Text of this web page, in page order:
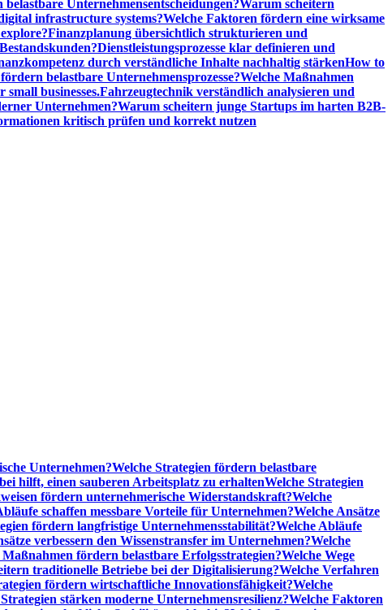
belastbare Unternehmensentscheidungen?Warum scheitern
infrastructure systems?Welche Faktoren fördern eine wirksame
Finanzplanung übersichtlich strukturieren und
Dienstleistungsprozesse klar definieren und
durch verständliche Inhalte nachhaltig stärkenHow to
belastbare Unternehmensprozesse?Welche Maßnahmen
small businesses.Fahrzeugtechnik verständlich analysieren und
Unternehmen?Warum scheitern junge Startups im harten B2B-
kritisch prüfen und korrekt nutzen
Unternehmen?Welche Strategien fördern belastbare
hilft, einen sauberen Arbeitsplatz zu erhaltenWelche Strategien
fördern unternehmerische Widerstandskraft?Welche
schaffen messbare Vorteile für Unternehmen?Welche Ansätze
fördern langfristige Unternehmensstabilität?Welche Abläufe
verbessern den Wissenstransfer im Unternehmen?Welche
Maßnahmen fördern belastbare Erfolgsstrategien?Welche Wege
traditionelle Betriebe bei der Digitalisierung?Welche Verfahren
fördern wirtschaftliche Innovationsfähigkeit?Welche
stärken moderne Unternehmensresilienz?Welche Faktoren